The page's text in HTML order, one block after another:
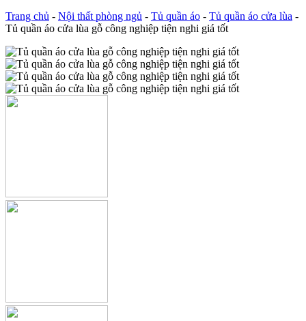
Trang chủ - Nội thất phòng ngủ - Tủ quần áo - Tủ quần áo cửa lùa -
Tủ quần áo cửa lùa gỗ công nghiệp tiện nghi giá tốt